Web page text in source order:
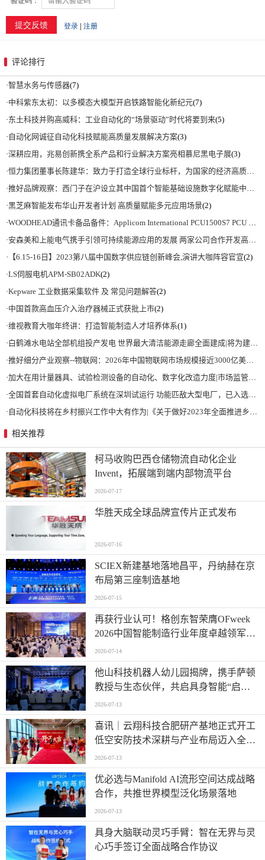
评论排行
·智慧水务与传感器(7)
·中科紫东太初：以多模态大模型开启铁路智能化新纪元(7)
·东土科技并购高威科：工业自动化的“场景驱动”时代将要到来(5)
· 自动化网诚征自动化科技赋能高质量发展解决方案(3)
·深耕应用，兆易创新携全系产品和行业解决方案亮相慕尼黑电子展(3)
·恒力集团董事长陈建华：致力于打造全球行业标杆，为国家的经济高质量发展贡献更大力量|上海电气集团党委书记、董事长吴磊来访
·推好品牌观察：西门子在沪设立其中国首个智能基础设施数字化赋能中心
·黑芝麻智能发布华山开发者计划 高质量赋能多元应用场景(2)
·WOODHEAD通讯卡备品备件：Applicom International PCU1500S7 PCU 1500 S7 V4.5.0
·安森美和上能电气携手引领可持续能源应用的发展 两家公司合作开发高性能储能和太阳能组串式逆变器方案 以实现可持续的未来
· 【6.15-16日】2023第八届中国数字供应链创新峰会,演讲大咖阵容官宣(2)
·LS伺服电机APM-SB02ADK(2)
·Kepware 工业数据采集软件 及 常见问题解答(2)
·中国首款高血压介入治疗器械正式获批上市(2)
·维视教育大咖年终讲：打造智能制造人才培养体系(1)
·白鹤滩水电站全部机组投产发电 世界最大清洁能源走廊全面建成|将为建设新型能源体系、保障国家能源安全、实现“双碳”目标提供有力支撑
·推好细分产业观察--物联网：2026年中国物联网市场规模接近3000亿美元 智慧工厂、智慧城市、智慧电网等将占60%以上
·加大在用计量器具、试验检测设备的自动化、数字化改造力度|市场监管总局 工业和信息化部 关于促进企业计量能力提升的指导意见
·全国首套自动化虚拟电厂系统在深圳试运行 功能匹敌大型电厂，已入选国际典型案例
· 自动化科技将在乡村振兴工作中大有作为|《关于做好2023年全面推进乡村振兴重点工作的意见》发布
相关推荐
柯马收购巴西仓储物流自动化企业
Invent，拓展端到端内部物流平台
2026-07-17
华胜天成全球品牌宣传片正式发布
2026-07-16
SCIEX新建基地落地昌平，丹纳赫在京
布局第三座制造基地
2026-07-15
再获行业认可！格创东智荣膺OFweek
2026中国智能制造行业年度卓越领军企
业奖
2026-07-14
他山科技机器人幼儿园揭牌，携手萨顿
教授与生态伙伴，共启具身智能“启蒙
时代”
2026-07-13
喜讯｜云翔科技合肥研产基地正式开工
低空安防技术深耕与产业布局迈入全新
阶段
2026-07-13
优必选与Manifold AI流形空间达成战略
合作，共推世界模型泛化场景落地
2026-07-13
具身大脑联动灵巧手臂：智在无界与灵
心巧手签订全面战略合作协议